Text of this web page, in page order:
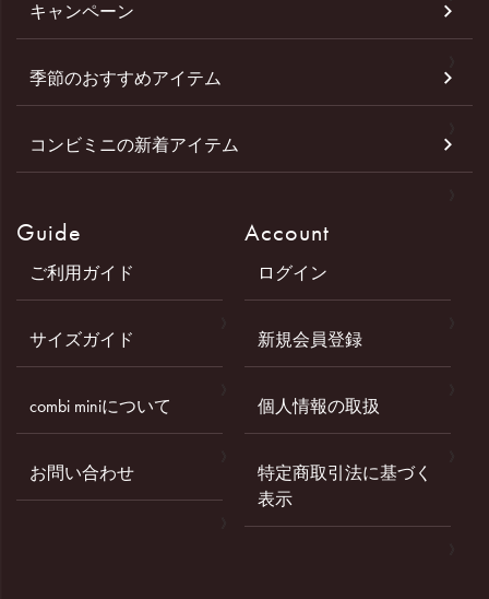
キャンペーン
季節のおすすめアイテム
コンビミニの新着アイテム
Guide
ご利用ガイド
サイズガイド
combi miniについて
お問い合わせ
Account
ログイン
新規会員登録
個人情報の取扱
特定商取引法に基づく
表示